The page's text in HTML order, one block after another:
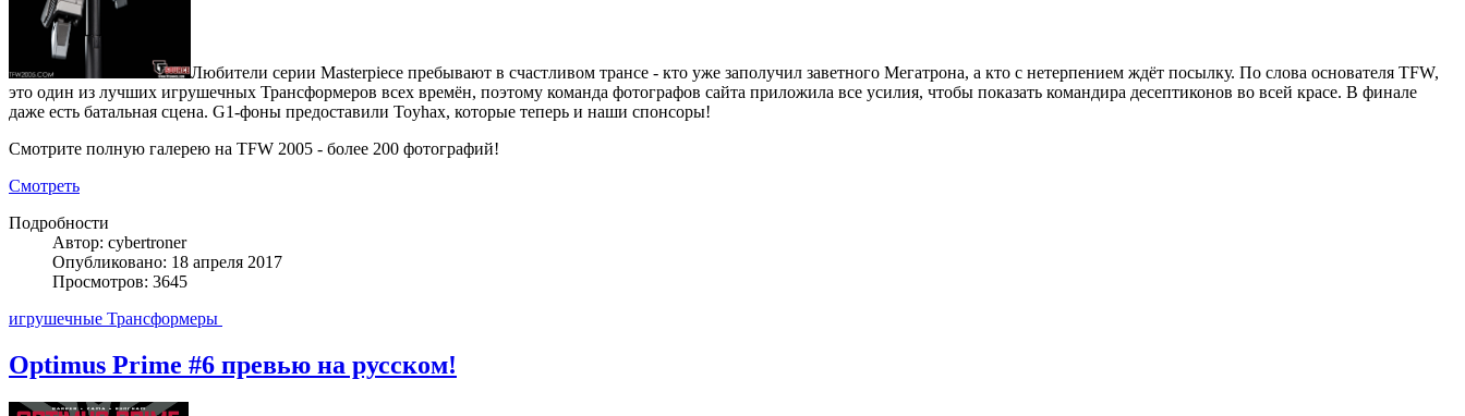
Любители серии Masterpiece пребывают в счастливом трансе - кто уже заполучил заветного Мегатрона, а кто с нетерпением ждёт посылку. По слова основателя TFW,
это один из лучших игрушечных Трансформеров всех времён, поэтому команда фотографов сайта приложила все усилия, чтобы показать командира десептиконов во всей красе. В финале
даже есть батальная сцена. G1-фоны предоставили Toyhax, которые теперь и наши спонсоры!
Смотрите полную галерею на TFW 2005 - более 200 фотографий!
Смотреть
Подробности
Автор: cybertroner
Опубликовано: 18 апреля 2017
Просмотров: 3645
игрушечные Трансформеры
Optimus Prime #6 превью на русском!